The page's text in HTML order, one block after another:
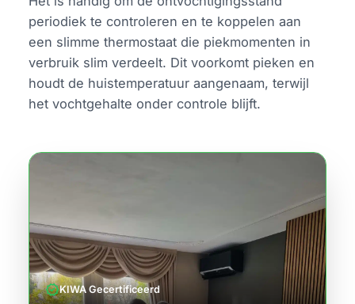
periodiek te controleren en te koppelen aan
een slimme thermostaat die piekmomenten in
verbruik slim verdeelt. Dit voorkomt pieken en
houdt de huistemperatuur aangenaam, terwijl
het vochtgehalte onder controle blijft.
verifiedKIWA Gecertificeerd